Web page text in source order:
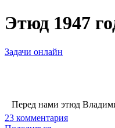
Этюд 1947
Задачи онлайн
Перед нами этюд
23 комментария